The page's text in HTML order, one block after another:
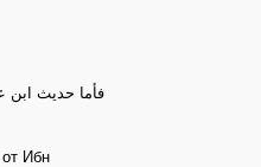
فأما حديث ابن
Ибн